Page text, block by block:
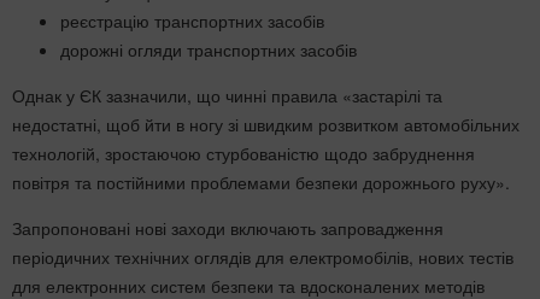
реєстрацію транспортних засобів
дорожні огляди транспортних засобів
Однак у ЄК зазначили, що чинні правила «застарілі та
недостатні, щоб йти в ногу зі швидким розвитком автомобільних
технологій, зростаючою стурбованістю щодо забруднення
повітря та постійними проблемами безпеки дорожнього руху».
Запропоновані нові заходи включають запровадження
періодичних технічних оглядів для електромобілів, нових тестів
для електронних систем безпеки та вдосконалених методів